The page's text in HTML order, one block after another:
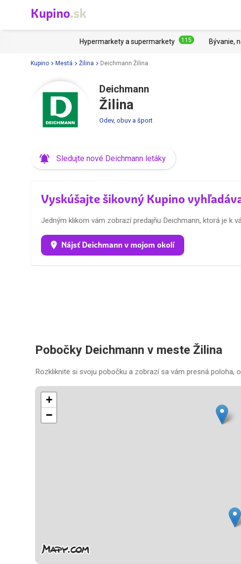
Kupino.sk
Hypermarkety a supermarkety 115 Bývanie,
Kupino Mestá Žilina Deichmann Žilina
Deichmann
Žilina
Odev, obuv a šport
Sledujte nové Deichmann letáky
Vyskúšajte šikovný Kupino
Jedným klikom vám zobrazí predajňu Deichmann, ktorá je k
Nájsť Deichmann v mojom okolí
Pobočky Deichmann v meste Žilina
Rozkliknite si svoju pobočku a zobrazí sa vám presná poloha,
+
−